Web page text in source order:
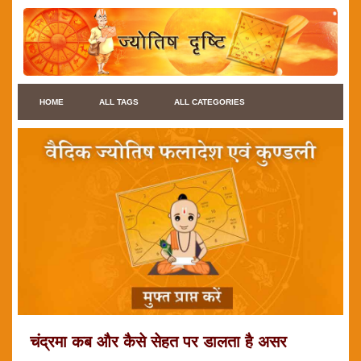
HOME ALL TAGS ALL CATEGORIES
चंद्रमा कब और कैसे सेहत पर डालता है असर